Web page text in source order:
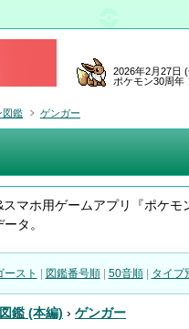
マホ用ゲームアプリ『ポケモ
タ。
ースト 図鑑番号順| 50音順| タイプ
鑑 (本編) › ゲンガー
2026年2月27日
ポケモン30周年！
図鑑 ゲンガー